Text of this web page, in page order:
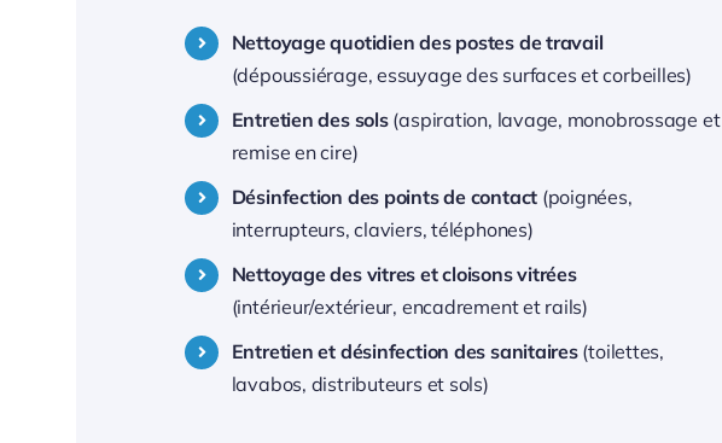
Nettoyage quotidien des postes de travail
(dépoussiérage, essuyage des surfaces et corbeilles)
Entretien des sols(aspiration, lavage, monobrossage et
remise en cire)
Désinfection des points de contact (poignées,
interrupteurs, claviers, téléphones)
Nettoyage des vitres et cloisons vitrées
(intérieur/extérieur, encadrement et rails)
Entretien et désinfection des sanitaires(toilettes,
lavabos, distributeurs et sols)